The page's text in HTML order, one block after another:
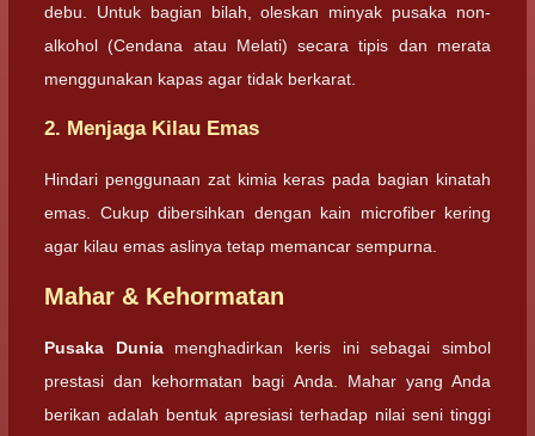
debu. Untuk bagian bilah, oleskan minyak pusaka non-
alkohol (Cendana atau Melati) secara tipis dan merata
menggunakan kapas agar tidak berkarat.
2. Menjaga Kilau Emas
Hindari penggunaan zat kimia keras pada bagian kinatah
emas. Cukup dibersihkan dengan kain microfiber kering
agar kilau emas aslinya tetap memancar sempurna.
Mahar & Kehormatan
Pusaka Duniamenghadirkan keris ini sebagai simbol
prestasi dan kehormatan bagi Anda. Mahar yang Anda
berikan adalah bentuk apresiasi terhadap nilai seni tinggi